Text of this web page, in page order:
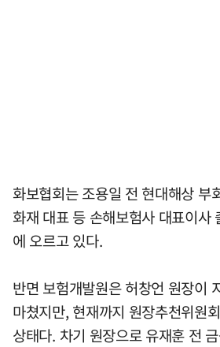
화보협회는 조용일 전 현대해상 부
화재 대표 등 손해보험사 대표이사
에 오르고 있다.
반면 보험개발원은 허창언 원장이
마쳤지만, 현재까지 원장추천위원
상태다. 차기 원장으로 유재훈 전